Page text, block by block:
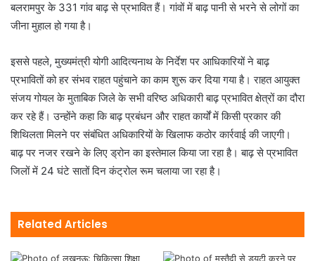
बलरामपुर के 331 गांव बाढ़ से प्रभावित हैं। गांवों में बाढ़ पानी से भरने से लोगों का
जीना मुहाल हो गया है।
इससे पहले, मुख्यमंत्री योगी आदित्यनाथ के निर्देश पर आधिकारियों ने बाढ़
प्रभावितों को हर संभव राहत पहुंचाने का काम शुरू कर दिया गया है। राहत आयुक्त
संजय गोयल के मुताबिक जिले के सभी वरिष्ठ अधिकारी बाढ़ प्रभावित क्षेत्रों का दौरा
कर रहे हैं। उन्होंने कहा कि बाढ़ प्रबंधन और राहत कार्यों में किसी प्रकार की
शिथिलता मिलने पर संबंधित अधिकारियों के खिलाफ कठोर कार्रवाई की जाएगी।
बाढ़ पर नजर रखने के लिए ड्रोन का इस्तेमाल किया जा रहा है। बाढ़ से प्रभावित
जिलों में 24 घंटे सातों दिन कंट्रोल रूम चलाया जा रहा है।
Related Articles